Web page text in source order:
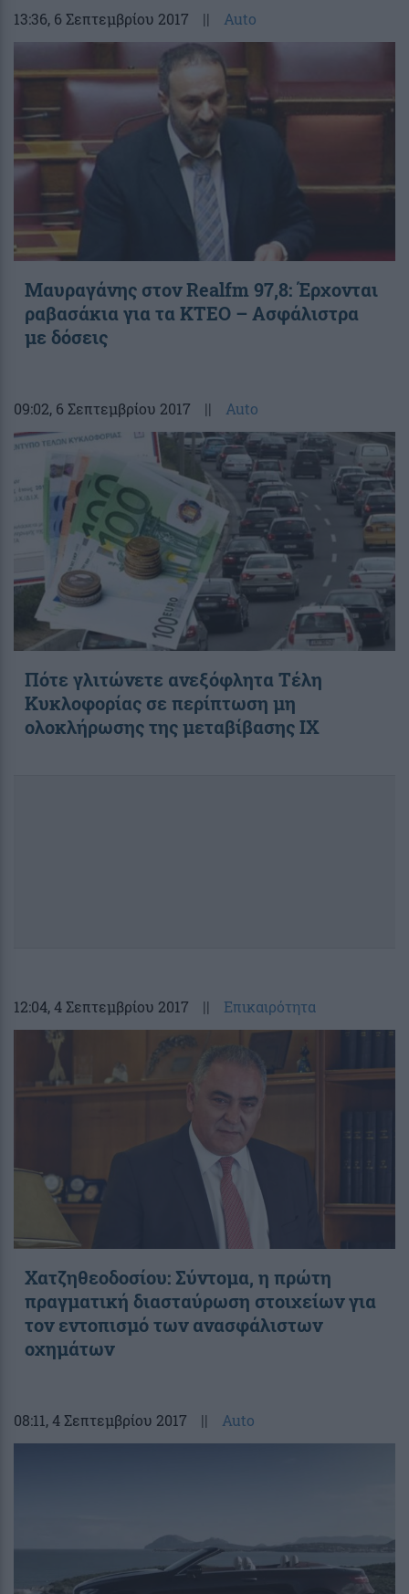
13:36, 6 Σεπτεμβρίου 2017 || Auto
Μαυραγάνης στον Realfm 97,8: Έρχονται
ραβασάκια για τα ΚΤΕΟ – Ασφάλιστρα
με δόσεις
09:02, 6 Σεπτεμβρίου 2017 || Auto
Πότε γλιτώνετε ανεξόφλητα Τέλη
Κυκλοφορίας σε περίπτωση μη
ολοκλήρωσης της μεταβίβασης ΙΧ
12:04, 4 Σεπτεμβρίου 2017 || Επικαιρότητα
Χατζηθεοδοσίου: Σύντομα, η πρώτη
πραγματική διασταύρωση στοιχείων για
τον εντοπισμό των ανασφάλιστων
οχημάτων
08:11, 4 Σεπτεμβρίου 2017 || Auto